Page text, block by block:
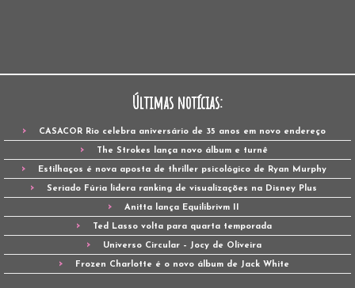
Últimas notícias:
CASACOR Rio celebra aniversário de 35 anos em novo endereço
The Strokes lança novo álbum e turnê
Estilhaços é nova aposta de thriller psicológico de Ryan Murphy
Seriado Fúria lidera ranking de visualizações na Disney Plus
Anitta lança Equilibrivm II
Ted Lasso volta para quarta temporada
Universo Circular – Jocy de Oliveira
Frozen Charlotte é o novo álbum de Jack White